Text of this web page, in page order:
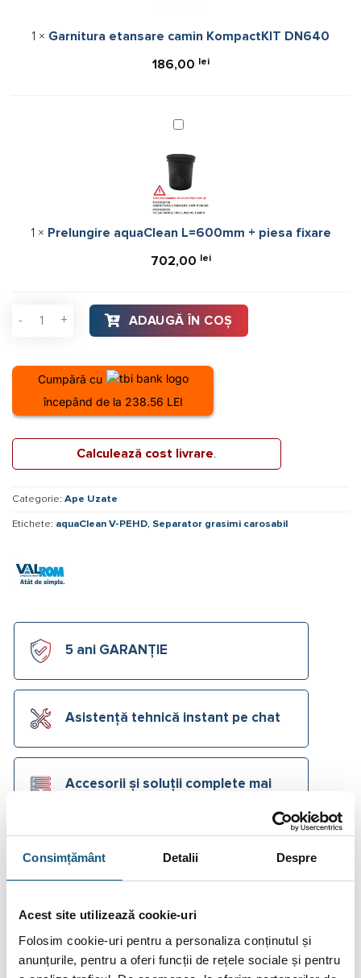
Consimțământ Detalii Despre
Acest site utilizează cookie-uri
Folosim cookie-uri pentru a personaliza conținutul și
anunțurile, pentru a oferi funcții de rețele sociale și pentru
1 × Garnitura etansare camin KompactKIT DN640
186,00 lei
Prelungire
L=600mm
piesa
fixare
1 × Prelungire aquaClean L=600mm + piesa fixare
702,00 lei
Cantitate Separator grasimi carosabil, aquaClean V-PEHD
ADAUGĂ ÎN COȘ
Cumpără cu
începând de la 238.56 LEI
Calculează cost livrare
Categorie: Ape Uzate
Etichete: aquaClean V-PEHD, Separator grasimi carosabil
5 ani GARANȚIE
Asistență tehnică instant pe chat
Accesorii și soluții complete mai
Cere Ofertă Preț
Plata în Rate prin Credit Instant